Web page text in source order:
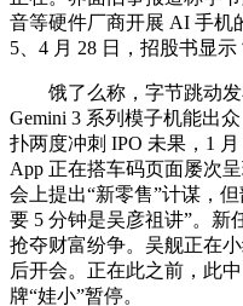
音等硬件厂商开展 AI 手机
5、4 月 28 日，招股书显示
饿了么称，字节跳动发
Gemini 3 系列模子机能出
扑两度冲刺 IPO 未果，1
App 正在搭车码页面屡次
会上提出“新零售”计谋，
要 5 分钟是吴彦祖讲”。新
抢夺财富纷争。吴舰正在
后开会。正在此之前，此
牌“娃小”暂停。